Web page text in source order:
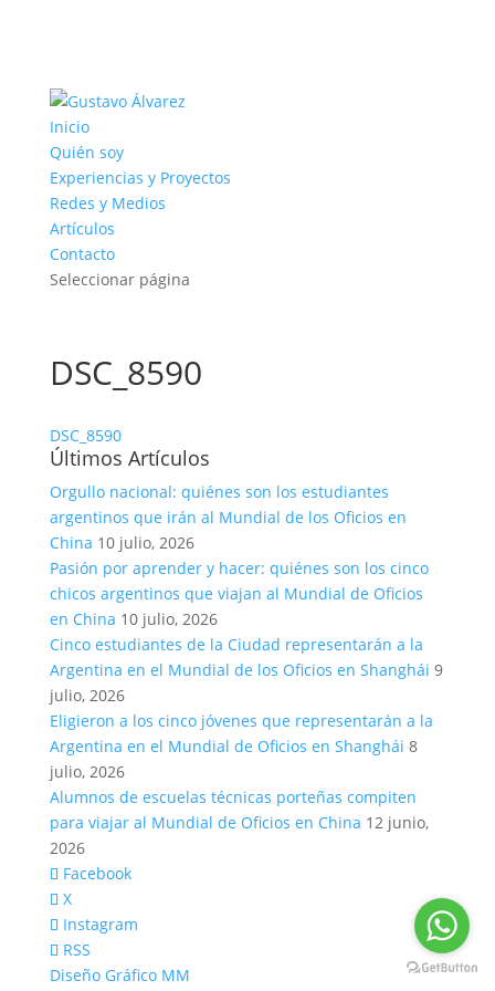
Inicio
Quién soy
Experiencias y Proyectos
Redes y Medios
Artículos
Contacto
Seleccionar página
DSC_8590
DSC_8590
Últimos Artículos
Orgullo nacional: quiénes son los estudiantes
argentinos que irán al Mundial de los Oficios en
China 10 julio, 2026
Pasión por aprender y hacer: quiénes son los cinco
chicos argentinos que viajan al Mundial de Oficios
en China 10 julio, 2026
Cinco estudiantes de la Ciudad representarán a la
Argentina en el Mundial de los Oficios en Shanghái 9
julio, 2026
Eligieron a los cinco jóvenes que representarán a la
Argentina en el Mundial de Oficios en Shanghái 8
julio, 2026
Alumnos de escuelas técnicas porteñas compiten
para viajar al Mundial de Oficios en China 12 junio,
2026
Facebook
X
Instagram
RSS
Diseño Gráfico MM